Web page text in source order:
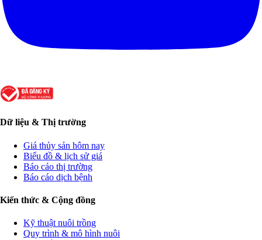
Dữ liệu & Thị trường
Giá thủy sản hôm nay
Biểu đồ & lịch sử giá
Báo cáo thị trường
Báo cáo dịch bệnh
Kiến thức & Cộng đồng
Kỹ thuật nuôi trồng
Quy trình & mô hình nuôi